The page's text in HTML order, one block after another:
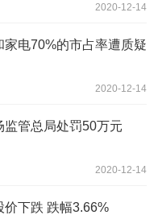
2020-12-14
家电70%的市占率遭质疑
2020-12-14
监管总局处罚50万元
2020-12-14
价下跌 跌幅3.66%